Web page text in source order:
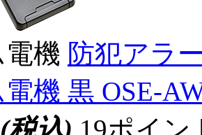
機 防犯アラ
機 黒 OSE-